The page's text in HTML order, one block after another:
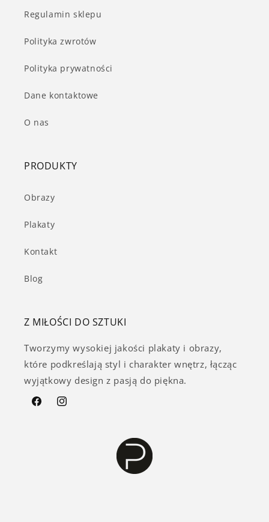
Regulamin sklepu
Polityka zwrotów
Polityka prywatności
Dane kontaktowe
O nas
PRODUKTY
Obrazy
Plakaty
Kontakt
Blog
Z MIŁOŚCI DO SZTUKI
Tworzymy wysokiej jakości plakaty i obrazy,
które podkreślają styl i charakter wnętrz, łącząc
wyjątkowy design z pasją do piękna.
FacebookInstagram